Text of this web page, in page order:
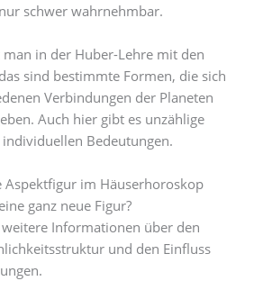
schwer wahrnehmbar.
in der Huber-Lehre mit den
sind bestimmte Formen, die sich
Verbindungen der Planeten
Auch hier gibt es unzählige
Bedeutungen.
Aspektfigur im Häuserhoroskop
ganz neue Figur?
Informationen über den
und den Einfluss